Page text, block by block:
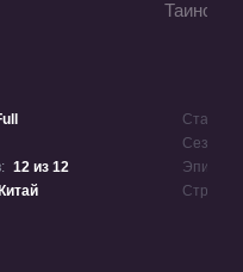
12 из 12
Китай
Статус:
Сезон:
Страна: